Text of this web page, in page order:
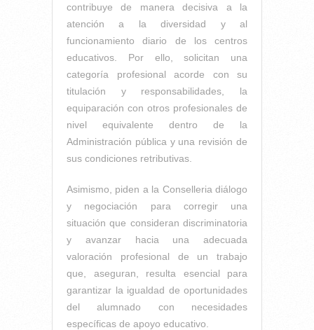
contribuye de manera decisiva a la
atención a la diversidad y al
funcionamiento diario de los centros
educativos. Por ello, solicitan una
categoría profesional acorde con su
titulación y responsabilidades, la
equiparación con otros profesionales de
nivel equivalente dentro de la
Administración pública y una revisión de
sus condiciones retributivas.
Asimismo, piden a la Conselleria diálogo
y negociación para corregir una
situación que consideran discriminatoria
y avanzar hacia una adecuada
valoración profesional de un trabajo
que, aseguran, resulta esencial para
garantizar la igualdad de oportunidades
del alumnado con necesidades
específicas de apoyo educativo.